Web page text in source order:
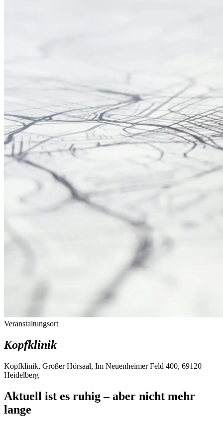
Veranstaltungsort
Kopfklinik
Kopfklinik, Großer Hörsaal, Im Neuenheimer Feld 400, 69120
Heidelberg
Aktuell ist es ruhig – aber nicht mehr
lange